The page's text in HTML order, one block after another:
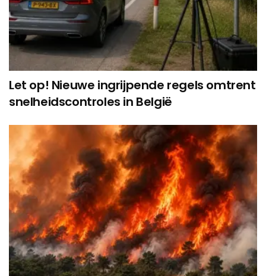
Let op! Nieuwe ingrijpende regels omtrent
snelheidscontroles in België